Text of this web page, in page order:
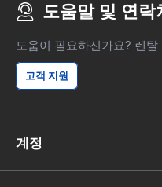
도움말 및 연락
도움이 필요하신가요? 렌
고객 지원
계정